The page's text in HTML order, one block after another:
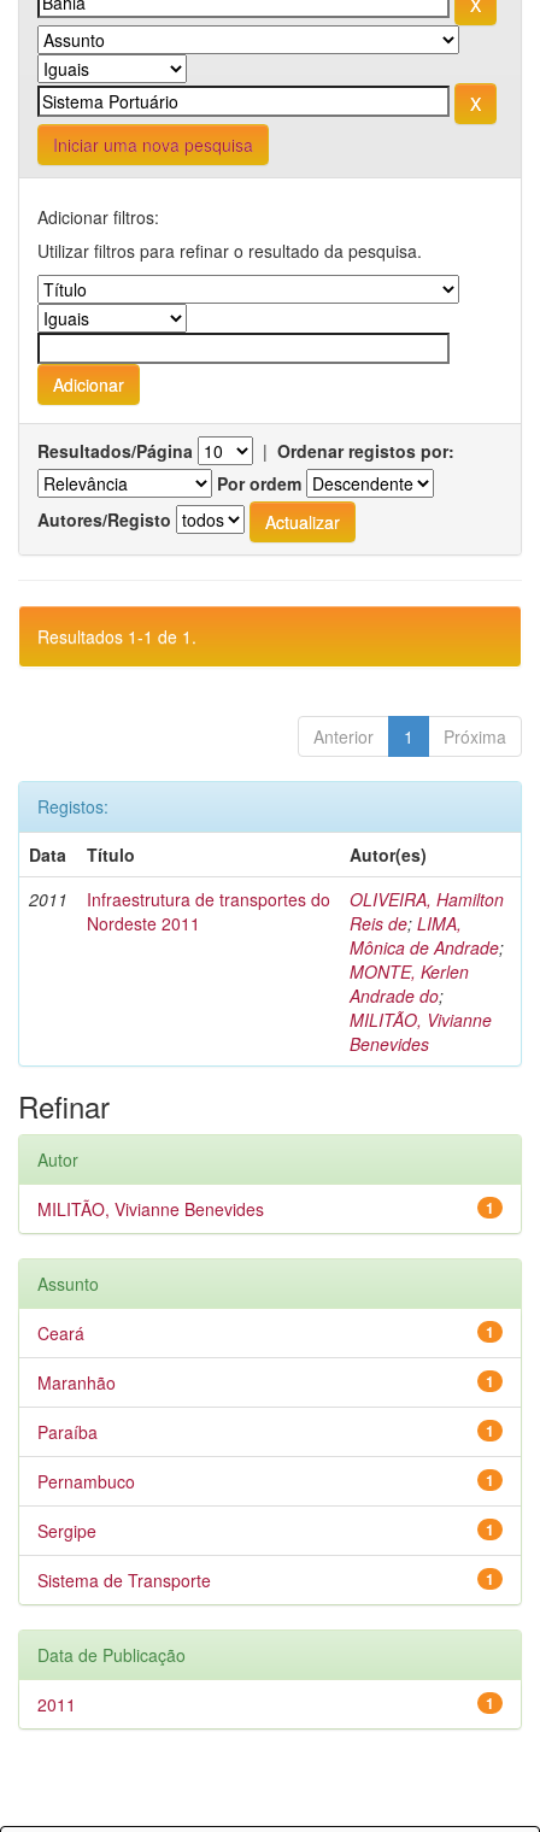
Iniciar uma nova pesquisa
Adicionar filtros:
Utilizar filtros para refinar o resultado da pesquisa.
Resultados/Página | Ordenar registos por:
Por ordem
Autores/Registo
Resultados 1-1 de 1.
Anterior 1 Próxima
Registos:
Data
Título
Autor(es)
2011
Infraestrutura de transportes do
Nordeste 2011
OLIVEIRA, Hamilton
Reis de; LIMA,
Mônica de Andrade;
MONTE, Kerlen
Andrade do;
MILITÃO, Vivianne
Benevides
Refinar
Autor
1
MILITÃO, Vivianne Benevides
Assunto
1
Ceará
1
Maranhão
1
Paraíba
1
Pernambuco
1
Sergipe
1
Sistema de Transporte
Data de Publicação
1
2011